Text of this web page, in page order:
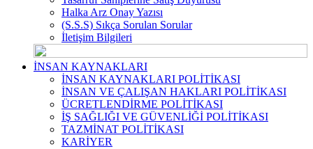
Halka Arz Onay Yazısı
(S.S.S) Sıkça Sorulan Sorular
İletişim Bilgileri
İNSAN KAYNAKLARI
İNSAN KAYNAKLARI POLİTİKASI
İNSAN VE ÇALIŞAN HAKLARI POLİTİKASI
ÜCRETLENDİRME POLİTİKASI
İŞ SAĞLIĞI VE GÜVENLİĞİ POLİTİKASI
TAZMİNAT POLİTİKASI
KARİYER